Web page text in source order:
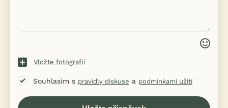
Vložte fotografii
Souhlasím s pravidly diskuse a podmínkami užití